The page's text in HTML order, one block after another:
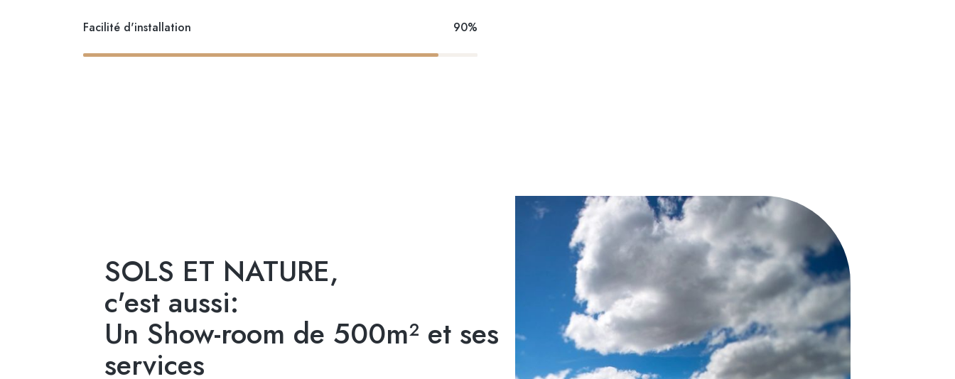
Facilité d'installation 90%
SOLS ET NATURE,
c'est aussi:
Un Show-room de 500m² et ses
services